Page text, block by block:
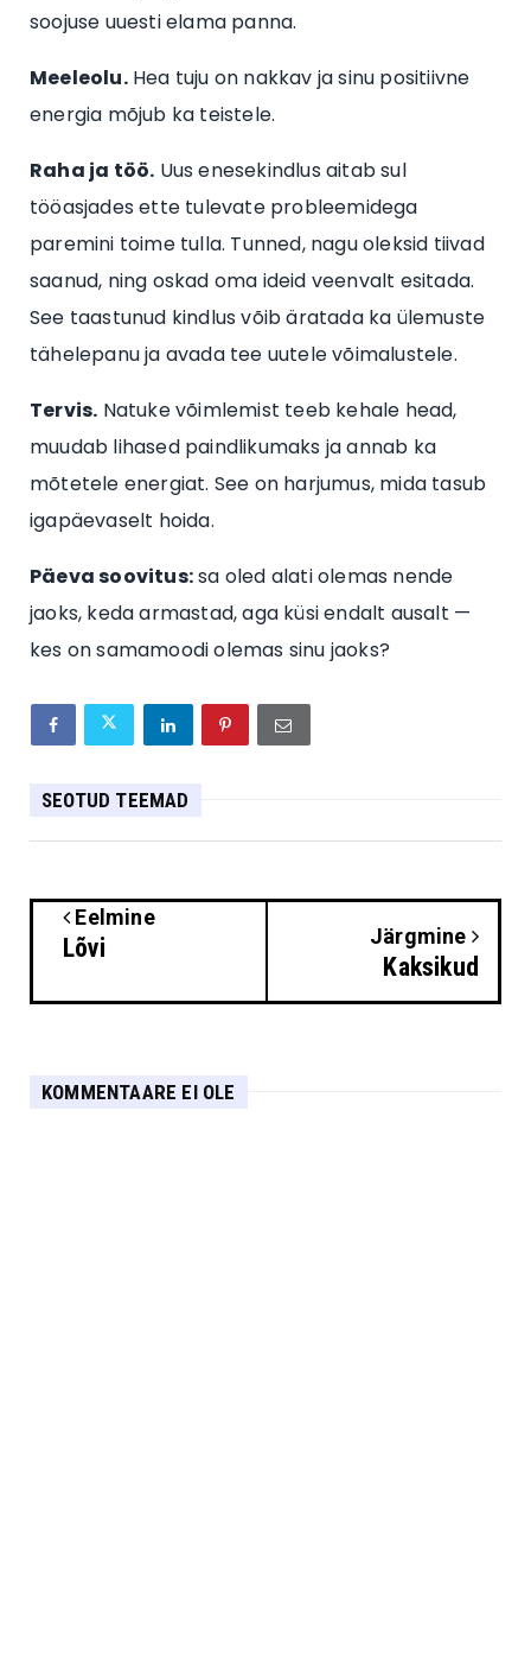
soojuse uuesti elama panna.
Meeleolu.Hea tuju on nakkav ja sinu positiivne
energia mõjub ka teistele.
Raha ja töö. Uus enesekindlus aitab sul
tööasjades ette tulevate probleemidega
paremini toime tulla. Tunned, nagu oleksid tiivad
saanud, ning oskad oma ideid veenvalt esitada.
See taastunud kindlus võib äratada ka ülemuste
tähelepanu ja avada tee uutele võimalustele.
Tervis. Natuke võimlemist teeb kehale head,
muudab lihased paindlikumaks ja annab ka
mõtetele energiat. See on harjumus, mida tasub
igapäevaselt hoida.
Päeva soovitus:sa oled alati olemas nende
jaoks, keda armastad, aga küsi endalt ausalt —
kes on samamoodi olemas sinu jaoks?
SEOTUD TEEMAD
Eelmine
Lõvi Järgmine
Kaksikud
KOMMENTAARE EI OLE